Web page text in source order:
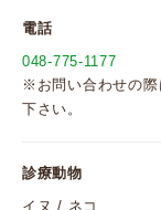
電話
048-775-1177
※お問い合わせの際
下さい。
診療動物
イヌ / ネコ